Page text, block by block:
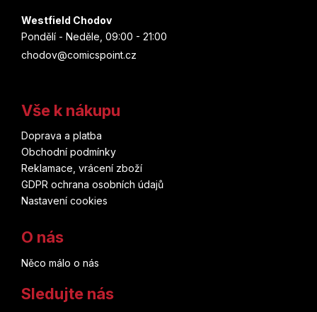
Westfield Chodov
Pondělí - Neděle, 09:00 - 21:00
chodov@comicspoint.cz
Vše k nákupu
Doprava a platba
Obchodní podmínky
Reklamace, vrácení zboží
GDPR ochrana osobních údajů
Nastavení cookies
O nás
Něco málo o nás
Sledujte nás